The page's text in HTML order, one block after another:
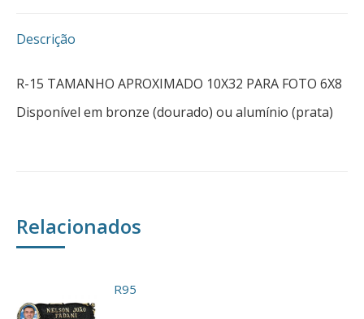
Descrição
R-15 TAMANHO APROXIMADO 10X32 PARA FOTO 6X8
Disponível em bronze (dourado) ou alumínio (prata)
Relacionados
R95